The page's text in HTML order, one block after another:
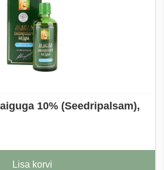
10% (Seedripalsam),
Lisa korvi